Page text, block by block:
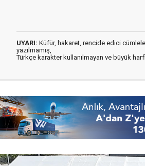
UYARI: Küfür, hakaret, rencide edici
yazılmamış,
Türkçe karakter kullanılmayan ve büyük